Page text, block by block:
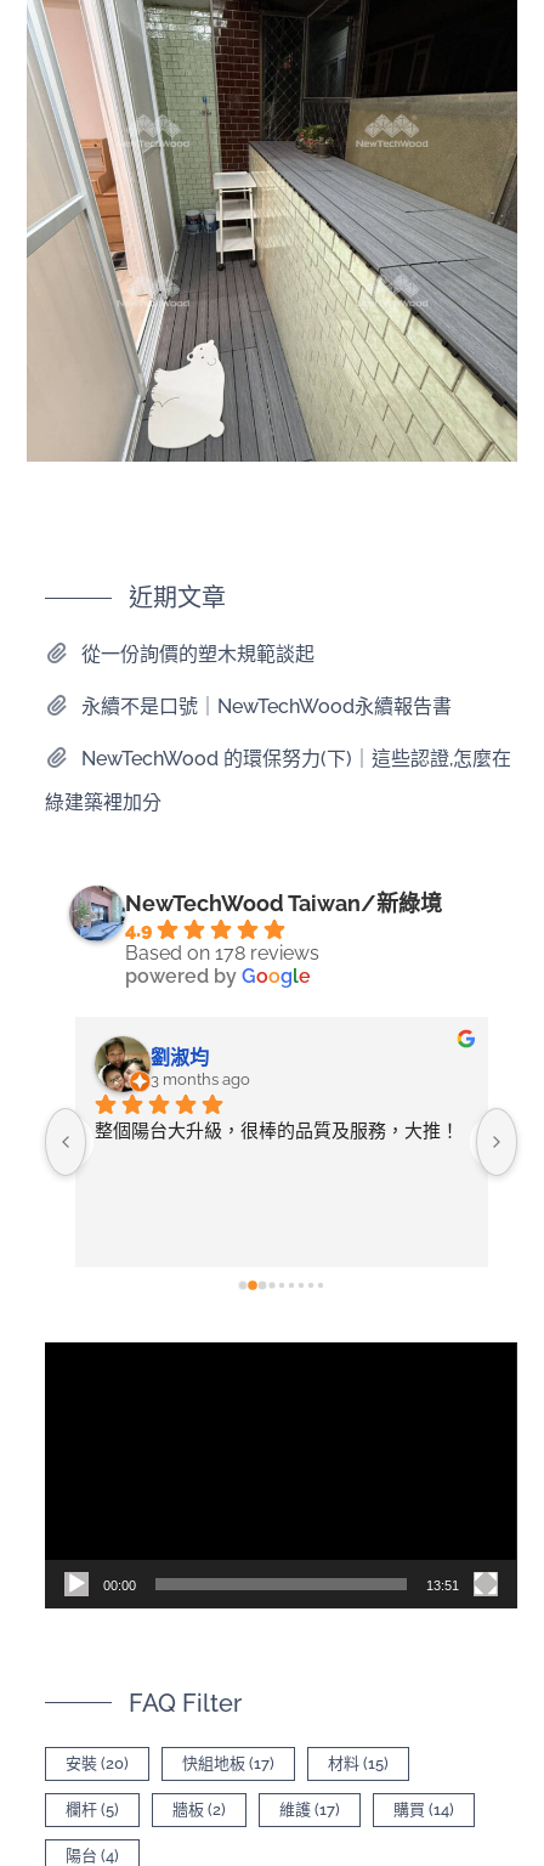
陽台快組｜地板窗台
快組地板 陽台露台
近期文章
從一份詢價的塑木規範談起
永續不是口號｜NewTechWood永續報告書
NewTechWood 的環保努力(下)｜這些認證,怎麼在
綠建築裡加分
NewTechWood Taiwan/新綠境
4.9
Based on 178 reviews
powered byGoogle
劉淑均
3 months ago
整個陽台大升級，很棒的品質及服務，大推！
00:00 13:51
FAQ Filter
安裝 (20) 快組地板 (17) 材料 (15)
欄杆 (5) 牆板 (2) 維護 (17) 購買 (14)
陽台 (4)